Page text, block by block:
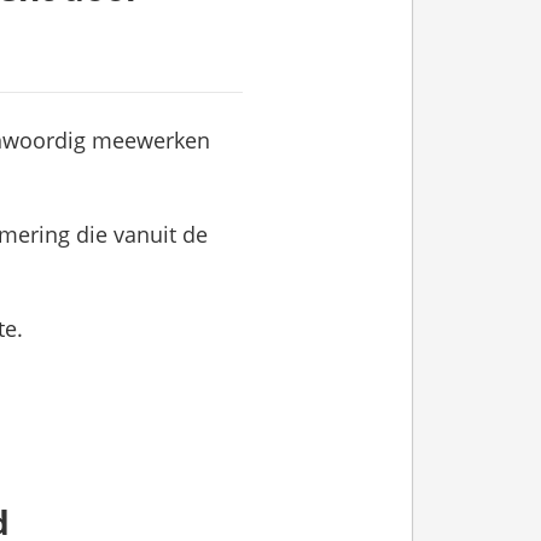
meewerken
die vanuit de